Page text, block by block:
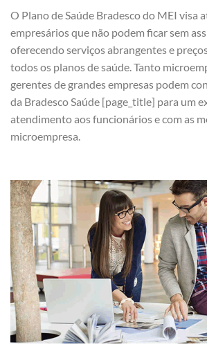
O Plano de Saúde Bradesco do MEI visa
empresários que não podem ficar sem
oferecendo serviços abrangentes e
todos os planos de saúde. Tanto
gerentes de grandes empresas podem
da Bradesco Saúde [page_title] para um
atendimento aos funcionários e com as
microempresa.